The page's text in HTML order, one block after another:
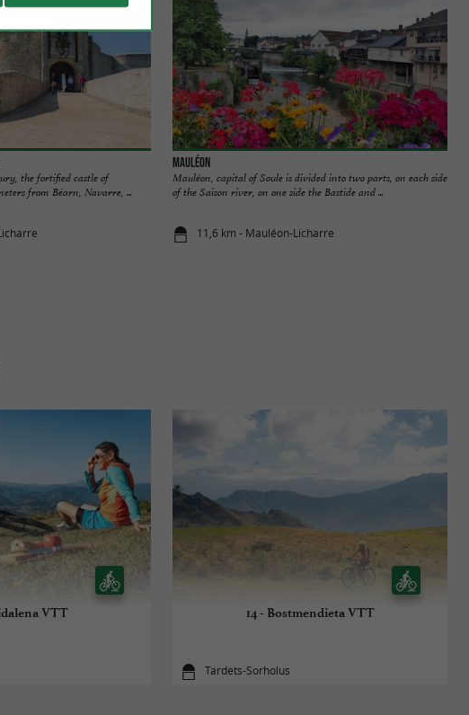
the fortified castle of
from Béarn, Navarre, ...
Mauléon
Mauléon, capital of Soule is divided into two parts, on each side
of the Saison river, on one side the Bastide and ...
11,6 km - Mauléon-Licharre
VTT 14 - Bostmendieta VTT
Tardets-Sorholus